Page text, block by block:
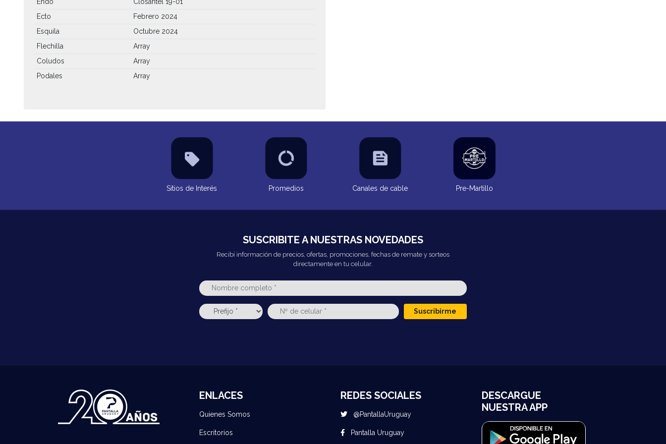
Ecto
Febrero 2024
Esquila
Octubre 2024
Flechilla
Array
Coludos
Array
Podales
Array
Sitios de Interés Promedios Canales de cable Pre-Martillo
SUSCRIBITE A NUESTRAS NOVEDADES
Recibí información de precios, ofertas, promociones, fechas de remate y sorteos
directamente en tu celular.
Suscribirme
ENLACES
Quienes Somos
Escritorios
REDES SOCIALES
@PantallaUruguay
Pantalla Uruguay
DESCARGUE
NUESTRA APP